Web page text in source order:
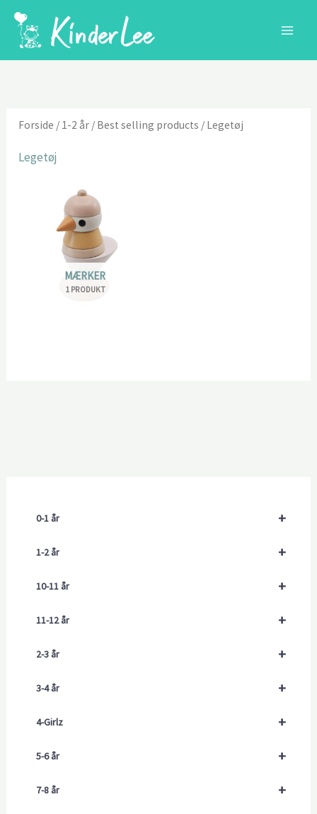
+
0-1 år
+
1-2 år
+
10-11 år
+
11-12 år
+
2-3 år
+
3-4 år
+
4-Girlz
+
5-6 år
+
7-8 år
Forside / 1-2 år / Best selling products / Legetøj
Legetøj
MÆRKER
1 PRODUKT